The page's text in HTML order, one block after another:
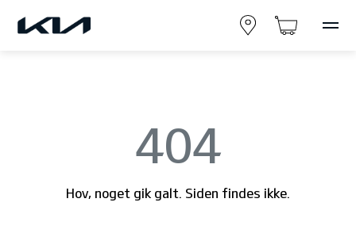
404
Hov, noget gik galt. Siden findes ikke.